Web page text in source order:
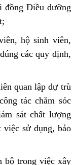
đồng Điều dưỡng
hộ sinh viên,
các quy định,
quan lập dự trù
tác chăm sóc
sát chất lượng
sử dụng, bảo
bộ trong việc xây